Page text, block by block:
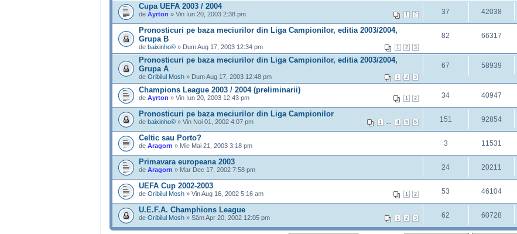
Cupa UEFA 2003 / 2004
1 2
de Ayrton » Vin Iun 20, 2003 2:38 pm 37 42038
Pronosticuri pe baza meciurilor din Liga Campionilor, editia 2003/2004,
Grupa B
1 2 3
de baixinho© » Dum Aug 17, 2003 12:34 pm
82 66317
Pronosticuri pe baza meciurilor din Liga Campionilor, editia 2003/2004,
Grupa A
1 2 3
de Oribilul Mosh » Dum Aug 17, 2003 12:48 pm
67 58939
Champions League 2003 / 2004 (preliminarii)
1 2
de Ayrton » Vin Iun 20, 2003 12:43 pm 34 40947
Pronosticuri pe baza meciurilor din Liga Campionilor
1 4 5 6
de baixinho© » Vin Noi 01, 2002 4:07 pm 151 92854
Celtic sau Porto?
de Aragorn » Mie Mai 21, 2003 3:18 pm 3 11531
Primavara europeana 2003
de Aragorn » Mar Dec 17, 2002 7:58 pm 24 20211
UEFA Cup 2002-2003
1 2
de Oribilul Mosh » Vin Aug 16, 2002 5:16 am 53 46104
U.E.F.A. Champhions League
1 2 3
de Oribilul Mosh » Sâm Apr 20, 2002 12:05 pm 62 60728